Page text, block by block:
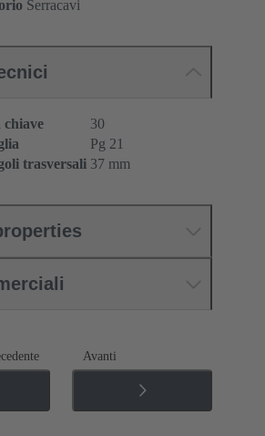
Serracavi
30
Pg 21
trasversali 37 mm
Avanti